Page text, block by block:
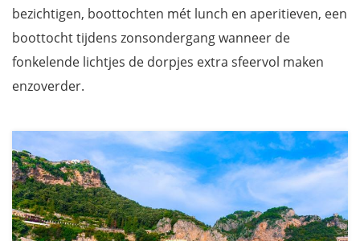
bezichtigen, boottochten mét lunch en aperitieven, een
boottocht tijdens zonsondergang wanneer de
fonkelende lichtjes de dorpjes extra sfeervol maken
enzoverder.